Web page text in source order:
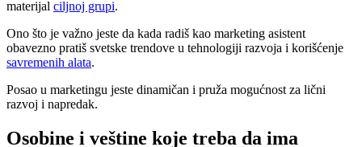
materijal ciljnoj grupi.
Ono što je važno jeste da kada radiš kao marketing asistent
obavezno pratiš svetske trendove u tehnologiji razvoja i korišćenje
savremenih alata.
Posao u marketingu jeste dinamičan i pruža mogućnost za lični
razvoj i napredak.
Osobine i veštine koje treba da ima